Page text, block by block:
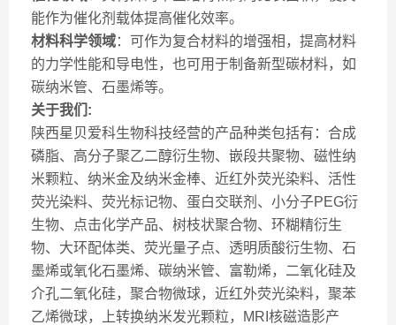
能作为催化剂载体提高催化效率。
材料科学领域：可作为复合材料的增强相，提高材料
的力学性能和导电性，也可用于制备新型碳材料，如
碳纳米管、石墨烯等。
关于我们:
陕西星贝爱科生物科技经营的产品种类包括有：合成
磷脂、高分子聚乙二醇衍生物、嵌段共聚物、磁性纳
米颗粒、纳米金及纳米金棒、近红外荧光染料、活性
荧光染料、荧光标记物、蛋白交联剂、小分子PEG衍
生物、点击化学产品、树枝状聚合物、环糊精衍生
物、大环配体类、荧光量子点、透明质酸衍生物、石
墨烯或氧化石墨烯、碳纳米管、富勒烯，二氧化硅及
介孔二氧化硅，聚合物微球，近红外荧光染料，聚苯
乙烯微球，上转换纳米发光颗粒，MRI核磁造影产